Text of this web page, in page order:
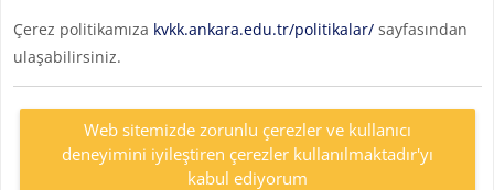
Çerez politikamıza kvkk.ankara.edu.tr/politikalar/sayfasından
ulaşabilirsiniz.
Web sitemizde zorunlu çerezler ve kullanıcı
deneyimini iyileştiren çerezler kullanılmaktadır'yı
kabul ediyorum